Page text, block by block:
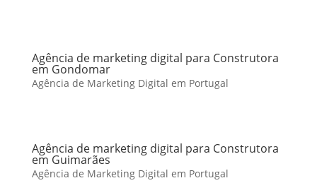
Agência de marketing digital para Construtora
em Gondomar
Agência de Marketing Digital em Portugal
Agência de marketing digital para Construtora
em Guimarães
Agência de Marketing Digital em Portugal